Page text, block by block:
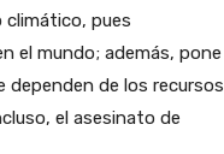
pues
el mundo; además, pone
dependen de los recursos
el asesinato de